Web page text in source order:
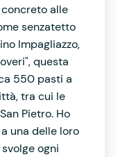
alle
senzatetto
Impagliazzo,
questa
550 pasti a
tra cui le
Pietro. Ho
una delle loro
ogni